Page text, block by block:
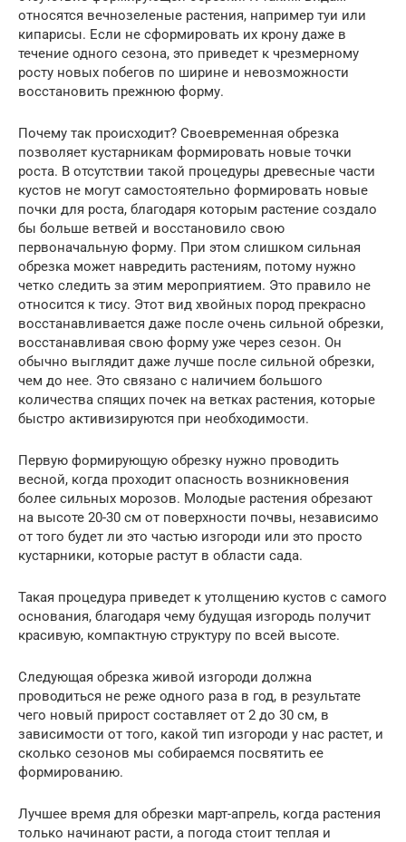
относятся вечнозеленые растения, например туи или
кипарисы. Если не сформировать их крону даже в
течение одного сезона, это приведет к чрезмерному
росту новых побегов по ширине и невозможности
восстановить прежнюю форму.
Почему так происходит? Своевременная обрезка
позволяет кустарникам формировать новые точки
роста. В отсутствии такой процедуры древесные части
кустов не могут самостоятельно формировать новые
почки для роста, благодаря которым растение создало
бы больше ветвей и восстановило свою
первоначальную форму. При этом слишком сильная
обрезка может навредить растениям, потому нужно
четко следить за этим мероприятием. Это правило не
относится к тису. Этот вид хвойных пород прекрасно
восстанавливается даже после очень сильной обрезки,
восстанавливая свою форму уже через сезон. Он
обычно выглядит даже лучше после сильной обрезки,
чем до нее. Это связано с наличием большого
количества спящих почек на ветках растения, которые
быстро активизируются при необходимости.
Первую формирующую обрезку нужно проводить
весной, когда проходит опасность возникновения
более сильных морозов. Молодые растения обрезают
на высоте 20-30 см от поверхности почвы, независимо
от того будет ли это частью изгороди или это просто
кустарники, которые растут в области сада.
Такая процедура приведет к утолщению кустов с самого
основания, благодаря чему будущая изгородь получит
красивую, компактную структуру по всей высоте.
Следующая обрезка живой изгороди должна
проводиться не реже одного раза в год, в результате
чего новый прирост составляет от 2 до 30 см, в
зависимости от того, какой тип изгороди у нас растет, и
сколько сезонов мы собираемся посвятить ее
формированию.
Лучшее время для обрезки март-апрель, когда растения
только начинают расти, а погода стоит теплая и